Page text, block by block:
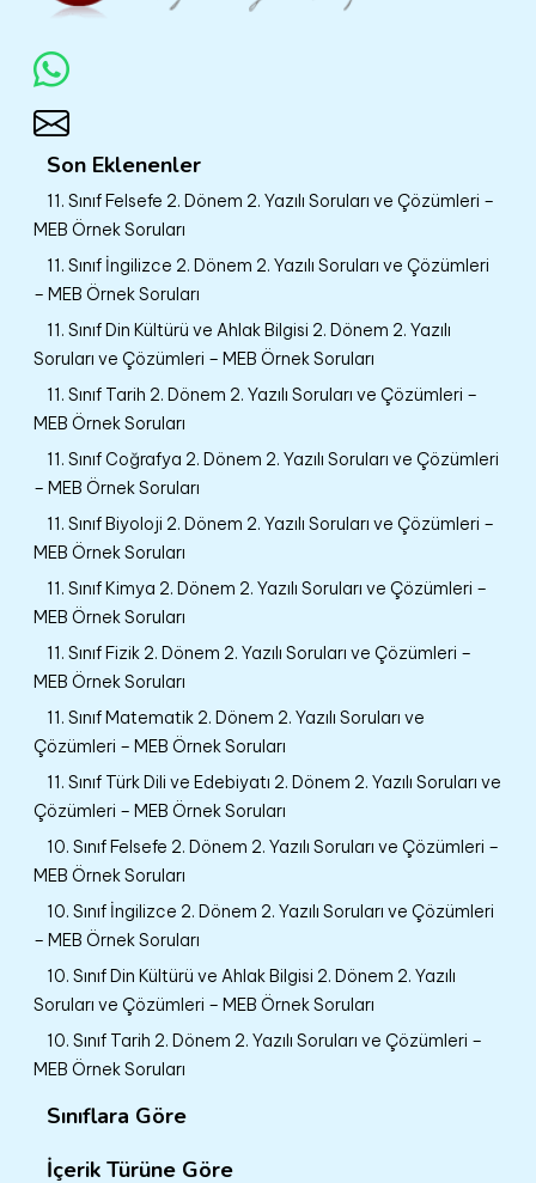
Son Eklenenler
11. Sınıf Felsefe 2. Dönem 2. Yazılı Soruları ve Çözümleri –
MEB Örnek Soruları
11. Sınıf İngilizce 2. Dönem 2. Yazılı Soruları ve Çözümleri
– MEB Örnek Soruları
11. Sınıf Din Kültürü ve Ahlak Bilgisi 2. Dönem 2. Yazılı
Soruları ve Çözümleri – MEB Örnek Soruları
11. Sınıf Tarih 2. Dönem 2. Yazılı Soruları ve Çözümleri –
MEB Örnek Soruları
11. Sınıf Coğrafya 2. Dönem 2. Yazılı Soruları ve Çözümleri
– MEB Örnek Soruları
11. Sınıf Biyoloji 2. Dönem 2. Yazılı Soruları ve Çözümleri –
MEB Örnek Soruları
11. Sınıf Kimya 2. Dönem 2. Yazılı Soruları ve Çözümleri –
MEB Örnek Soruları
11. Sınıf Fizik 2. Dönem 2. Yazılı Soruları ve Çözümleri –
MEB Örnek Soruları
11. Sınıf Matematik 2. Dönem 2. Yazılı Soruları ve
Çözümleri – MEB Örnek Soruları
11. Sınıf Türk Dili ve Edebiyatı 2. Dönem 2. Yazılı Soruları ve
Çözümleri – MEB Örnek Soruları
10. Sınıf Felsefe 2. Dönem 2. Yazılı Soruları ve Çözümleri –
MEB Örnek Soruları
10. Sınıf İngilizce 2. Dönem 2. Yazılı Soruları ve Çözümleri
– MEB Örnek Soruları
10. Sınıf Din Kültürü ve Ahlak Bilgisi 2. Dönem 2. Yazılı
Soruları ve Çözümleri – MEB Örnek Soruları
10. Sınıf Tarih 2. Dönem 2. Yazılı Soruları ve Çözümleri –
MEB Örnek Soruları
Sınıflara Göre
İçerik Türüne Göre